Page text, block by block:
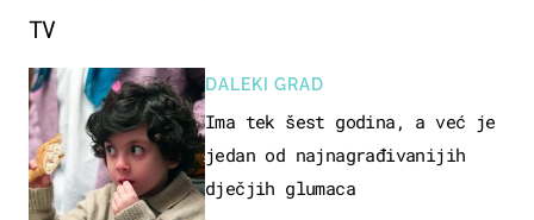
TV
DALEKI GRAD
Ima tek šest godina, a već je
jedan od najnagrađivanijih
dječjih glumaca